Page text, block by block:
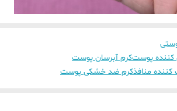
کننده پوستکرم آبرسان پوست
منافذکرم ضد خشکی پوست